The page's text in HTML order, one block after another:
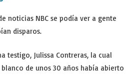
noticias NBC se podía ver a gente
disparos.
testigo, Julissa Contreras, la cual
de unos 30 años había abierto